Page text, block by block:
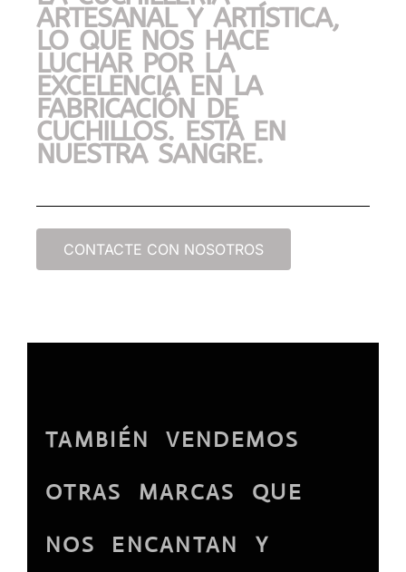
ARTESANAL Y ARTÍSTICA,
LO QUE NOS HACE
LUCHAR POR LA
EXCELENCIA EN LA
FABRICACIÓN DE
CUCHILLOS. ESTÁ EN
NUESTRA SANGRE.
CONTACTE CON NOSOTROS
TAMBIÉN VENDEMOS
OTRAS MARCAS QUE
NOS ENCANTAN Y